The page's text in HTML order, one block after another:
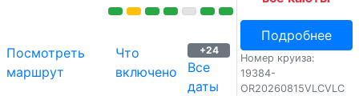
Посмотреть
маршрут
Что
включено
+24
Все
даты
Подробнее
Номер круиза:
19384-
OR20260815VLCVLC